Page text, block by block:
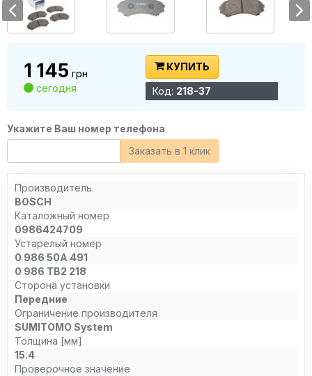
1 145 грн
сегодня
КУПИТЬ
Код: 218-37
Укажите Ваш номер телефона
Заказать в 1 клик
Производитель
BOSCH
Каталожный номер
0986424709
Устарелый номер
0 986 50A 491
0 986 TB2 218
Сторона установки
Передние
Ограничение производителя
SUMITOMO System
Толщина [мм]
15.4
Проверочное значение